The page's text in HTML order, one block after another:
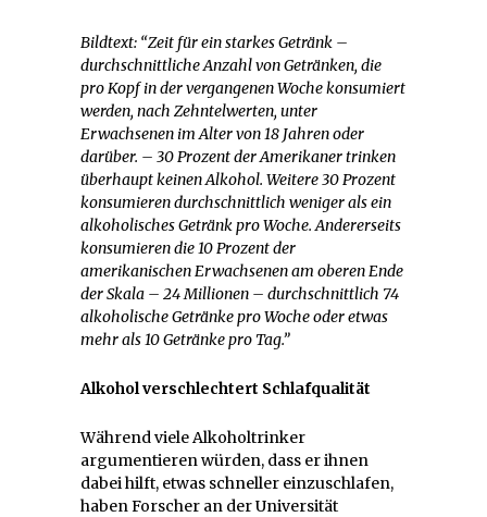
Bildtext: “Zeit für ein starkes Getränk –
durchschnittliche Anzahl von Getränken, die
pro Kopf in der vergangenen Woche konsumiert
werden, nach Zehntelwerten, unter
Erwachsenen im Alter von 18 Jahren oder
darüber. – 30 Prozent der Amerikaner trinken
überhaupt keinen Alkohol. Weitere 30 Prozent
konsumieren durchschnittlich weniger als ein
alkoholisches Getränk pro Woche. Andererseits
konsumieren die 10 Prozent der
amerikanischen Erwachsenen am oberen Ende
der Skala – 24 Millionen – durchschnittlich 74
alkoholische Getränke pro Woche oder etwas
mehr als 10 Getränke pro Tag.”
Alkohol verschlechtert Schlafqualität
Während viele Alkoholtrinker
argumentieren würden, dass er ihnen
dabei hilft, etwas schneller einzuschlafen,
haben Forscher an der Universität